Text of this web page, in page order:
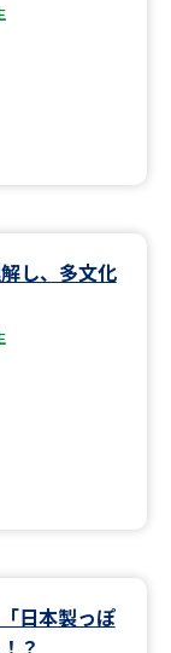
し、多文化
日本製っぽ